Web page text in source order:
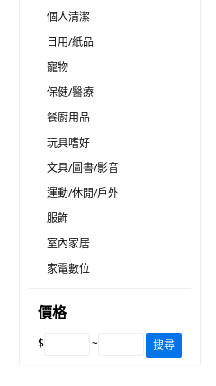
個人清潔
日用/紙品
寵物
保健/醫療
餐廚用品
玩具嗜好
文具/圖書/影音
運動/休閒/戶外
服飾
室內家居
家電數位
價格
$ ~ 搜尋